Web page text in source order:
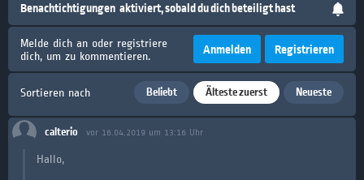
Benachtichtigungen aktiviert, sobald du dich beteiligt hast
Melde dich an oder registriere
dich, um zu kommentieren.
Anmelden Registrieren
Sortieren nach Beliebt Älteste zuerst Neueste
calterio vor 16.04.2019 um 13:16 Uhr
Hallo,